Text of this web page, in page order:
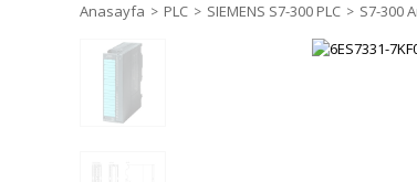
Anasayfa PLC SIEMENS S7-300 PLC S7-300